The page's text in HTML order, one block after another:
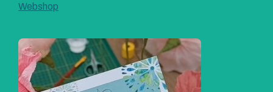
Webshop